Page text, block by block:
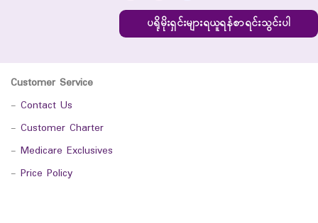
ပရိုမိုးရှင်းများရယူရန်စာရင်းသွင်းပါ
Customer Service
- Contact Us
- Customer Charter
- Medicare Exclusives
- Price Policy